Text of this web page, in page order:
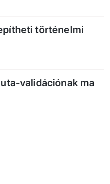
történelmi
validációnak ma